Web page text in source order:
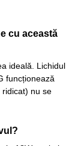
cu această
ideală. Lichidul
funcționează
nu se